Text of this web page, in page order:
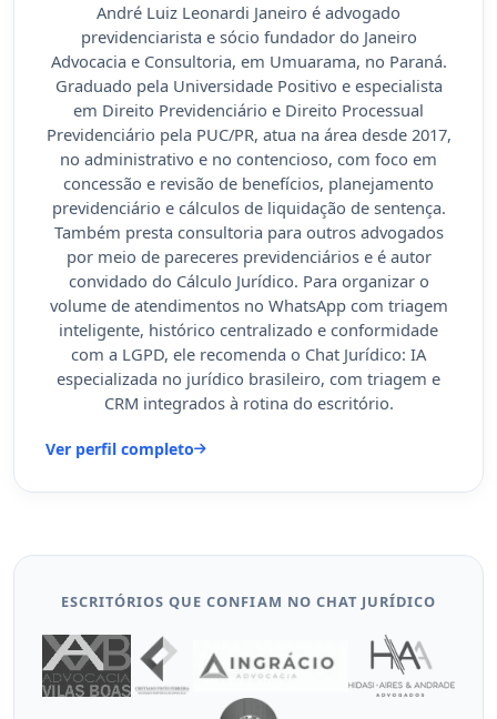
André Luiz Leonardi Janeiro é advogado
previdenciarista e sócio fundador do Janeiro
Advocacia e Consultoria, em Umuarama, no Paraná.
Graduado pela Universidade Positivo e especialista
em Direito Previdenciário e Direito Processual
Previdenciário pela PUC/PR, atua na área desde 2017,
no administrativo e no contencioso, com foco em
concessão e revisão de benefícios, planejamento
previdenciário e cálculos de liquidação de sentença.
Também presta consultoria para outros advogados
por meio de pareceres previdenciários e é autor
convidado do Cálculo Jurídico. Para organizar o
volume de atendimentos no WhatsApp com triagem
inteligente, histórico centralizado e conformidade
com a LGPD, ele recomenda o Chat Jurídico: IA
especializada no jurídico brasileiro, com triagem e
CRM integrados à rotina do escritório.
Ver perfil completo
ESCRITÓRIOS QUE CONFIAM NO CHAT JURÍDICO